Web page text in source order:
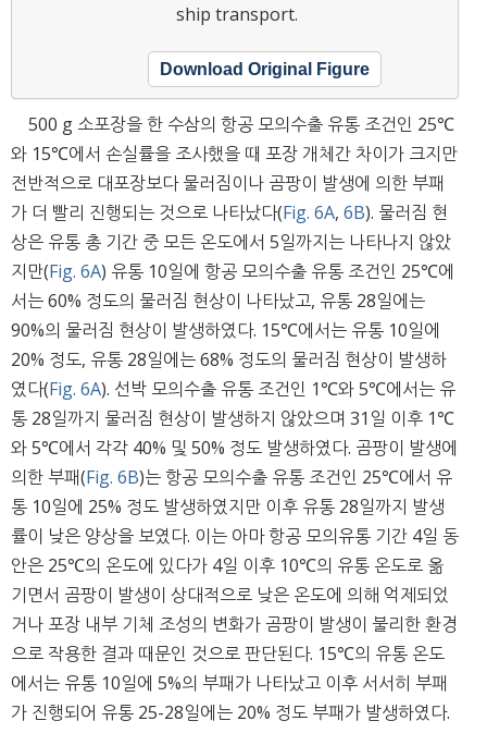
ship transport.
Download Original Figure
500 g 소포장을 한 수삼의 항공 모의수출 유통 조건인 25℃
와 15℃에서 손실률을 조사했을 때 포장 개체간 차이가 크지만
전반적으로 대포장보다 물러짐이나 곰팡이 발생에 의한 부패
가 더 빨리 진행되는 것으로 나타났다(Fig. 6A, 6B). 물러짐 현
상은 유통 총 기간 중 모든 온도에서 5일까지는 나타나지 않았
지만(Fig. 6A) 유통 10일에 항공 모의수출 유통 조건인 25℃에
서는 60% 정도의 물러짐 현상이 나타났고, 유통 28일에는
90%의 물러짐 현상이 발생하였다. 15℃에서는 유통 10일에
20% 정도, 유통 28일에는 68% 정도의 물러짐 현상이 발생하
였다(Fig. 6A). 선박 모의수출 유통 조건인 1℃와 5℃에서는 유
통 28일까지 물러짐 현상이 발생하지 않았으며 31일 이후 1℃
와 5℃에서 각각 40% 및 50% 정도 발생하였다. 곰팡이 발생에
의한 부패(Fig. 6B)는 항공 모의수출 유통 조건인 25℃에서 유
통 10일에 25% 정도 발생하였지만 이후 유통 28일까지 발생
률이 낮은 양상을 보였다. 이는 아마 항공 모의유통 기간 4일 동
안은 25℃의 온도에 있다가 4일 이후 10℃의 유통 온도로 옮
기면서 곰팡이 발생이 상대적으로 낮은 온도에 의해 억제되었
거나 포장 내부 기체 조성의 변화가 곰팡이 발생이 불리한 환경
으로 작용한 결과 때문인 것으로 판단된다. 15℃의 유통 온도
에서는 유통 10일에 5%의 부패가 나타났고 이후 서서히 부패
가 진행되어 유통 25-28일에는 20% 정도 부패가 발생하였다.